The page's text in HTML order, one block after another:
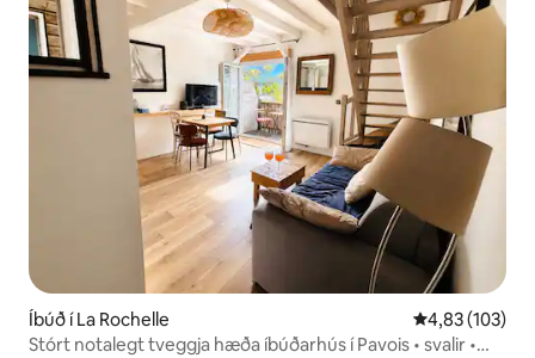
Íbúð í La Rochelle 4,83 af 5 í
4,83 (103)
Stórt notalegt tveggja hæða íbúðarhús í Pavois • svalir •